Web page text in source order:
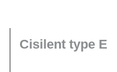
Cisilent type E